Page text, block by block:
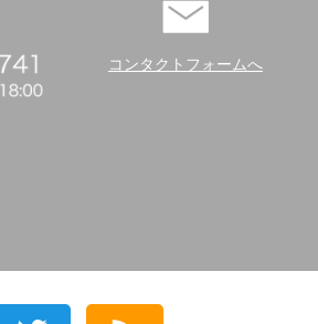
コンタクトフォームへ